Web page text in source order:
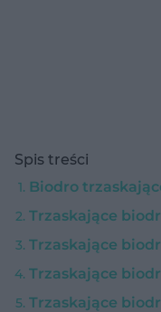
Spis treści
Biodro
Trzaskające
Trzaskające
Trzaskające
Trzaskające